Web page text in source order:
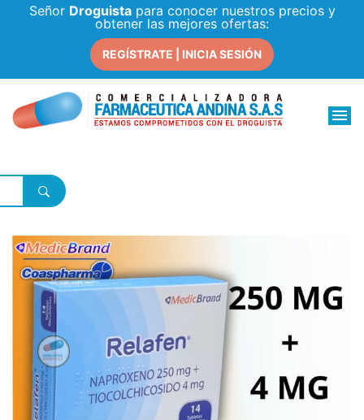
Señor Droguistapara conocer nuestros precios y
obtener las mejores ofertas:
REGÍSTRATE | INICIA SESIÓN